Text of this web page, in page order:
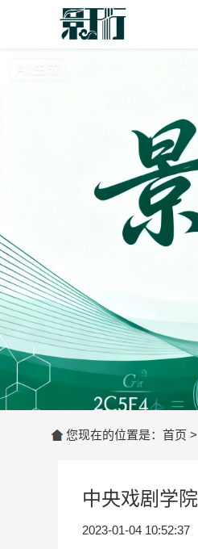
您现在的位置是： 首页 >
中央戏剧学
2023-01-04 10:52:37